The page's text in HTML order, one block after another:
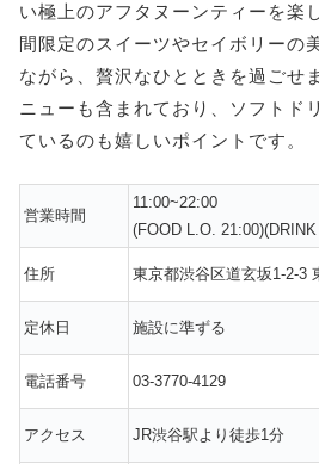
い極上のアフタヌーンティーを楽
間限定のスイーツやセイボリーの
ながら、贅沢なひとときを過ごせ
ニューも含まれており、ソフトド
ているのも嬉しいポイントです。
営業時間
11:00~22:00
(FOOD L.O.
住所 東京都渋谷区道玄坂1-2-3
定休日 施設に準ずる
電話番号 03-3770-4129
アクセス JR渋谷駅より徒歩1分